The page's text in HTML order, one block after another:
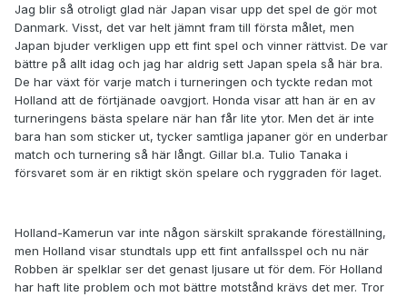
Jag blir så otroligt glad när Japan visar upp det spel de gör mot
Danmark. Visst, det var helt jämnt fram till första målet, men
Japan bjuder verkligen upp ett fint spel och vinner rättvist. De var
bättre på allt idag och jag har aldrig sett Japan spela så här bra.
De har växt för varje match i turneringen och tyckte redan mot
Holland att de förtjänade oavgjort. Honda visar att han är en av
turneringens bästa spelare när han får lite ytor. Men det är inte
bara han som sticker ut, tycker samtliga japaner gör en underbar
match och turnering så här långt. Gillar bl.a. Tulio Tanaka i
försvaret som är en riktigt skön spelare och ryggraden för laget.
Holland-Kamerun var inte någon särskilt sprakande föreställning,
men Holland visar stundtals upp ett fint anfallsspel och nu när
Robben är spelklar ser det genast ljusare ut för dem. För Holland
har haft lite problem och mot bättre motstånd krävs det mer. Tror